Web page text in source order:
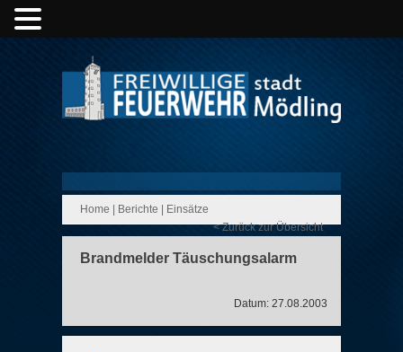
Home Berichte
Einsätze
< Zurück zur Übersicht
Brandmelder Täuschungsalarm
Datum: 27.08.2003